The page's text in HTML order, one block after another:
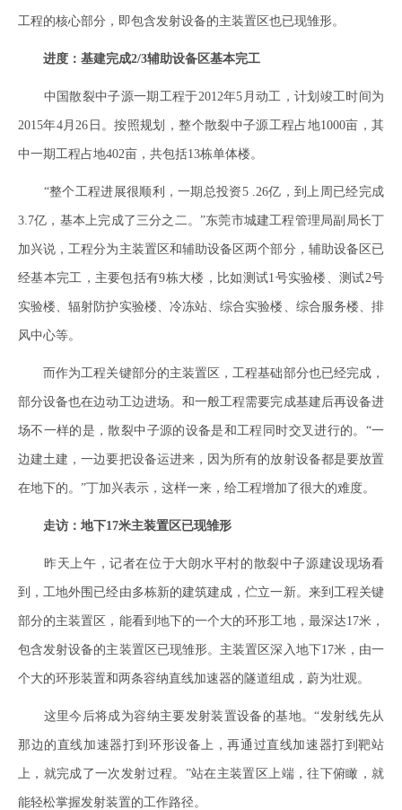
工程的核心部分，即包含发射设备的主装置区也已现雏形。
进度：基建完成2/3辅助设备区基本完工
中国散裂中子源一期工程于2012年5月动工，计划竣工时间为
2015年4月26日。按照规划，整个散裂中子源工程占地1000亩，其
中一期工程占地402亩，共包括13栋单体楼。
“整个工程进展很顺利，一期总投资5 .26亿，到上周已经完成
3.7亿，基本上完成了三分之二。”东莞市城建工程管理局副局长丁
加兴说，工程分为主装置区和辅助设备区两个部分，辅助设备区已
经基本完工，主要包括有9栋大楼，比如测试1号实验楼、测试2号
实验楼、辐射防护实验楼、冷冻站、综合实验楼、综合服务楼、排
风中心等。
而作为工程关键部分的主装置区，工程基础部分也已经完成，
部分设备也在边动工边进场。和一般工程需要完成基建后再设备进
场不一样的是，散裂中子源的设备是和工程同时交叉进行的。“一
边建土建，一边要把设备运进来，因为所有的放射设备都是要放置
在地下的。”丁加兴表示，这样一来，给工程增加了很大的难度。
走访：地下17米主装置区已现雏形
昨天上午，记者在位于大朗水平村的散裂中子源建设现场看
到，工地外围已经由多栋新的建筑建成，伫立一新。来到工程关键
部分的主装置区，能看到地下的一个大的环形工地，最深达17米，
包含发射设备的主装置区已现雏形。主装置区深入地下17米，由一
个大的环形装置和两条容纳直线加速器的隧道组成，蔚为壮观。
这里今后将成为容纳主要发射装置设备的基地。“发射线先从
那边的直线加速器打到环形设备上，再通过直线加速器打到靶站
上，就完成了一次发射过程。”站在主装置区上端，往下俯瞰，就
能轻松掌握发射装置的工作路径。